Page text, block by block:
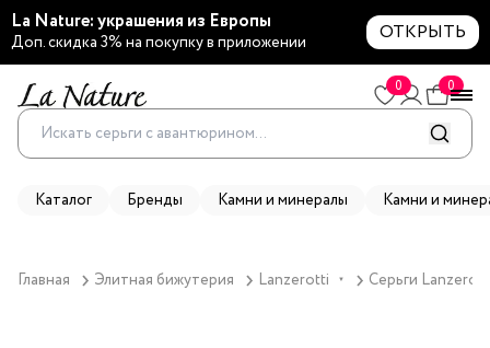
La Nature: украшения из Европы
Доп. скидка 3% на покупку в приложении ОТКРЫТЬ
0 0
Каталог Бренды Камни и минералы Камни и
Главная Элитная бижутерия Lanzerotti ▼ Серьги